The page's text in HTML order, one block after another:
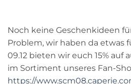
Noch keine Geschenkideen
Problem, wir haben da etwas
09.12 bieten wir euch 15% auf
im Sortiment unseres Fan-
https://